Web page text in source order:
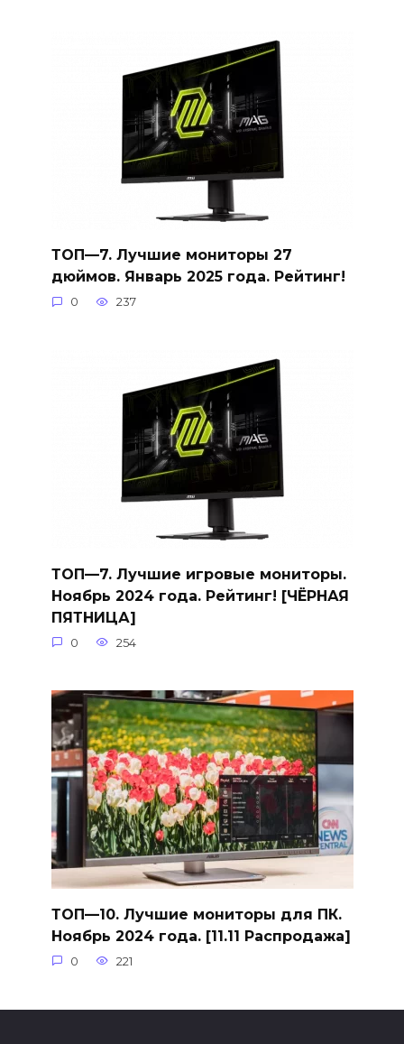
ТОП—7. Лучшие мониторы 27
дюймов. Январь 2025 года. Рейтинг!
0 237
ТОП—7. Лучшие игровые мониторы.
Ноябрь 2024 года. Рейтинг! [ЧЁРНАЯ
ПЯТНИЦА]
0 254
ТОП—10. Лучшие мониторы для ПК.
Ноябрь 2024 года. [11.11 Распродажа]
0 221